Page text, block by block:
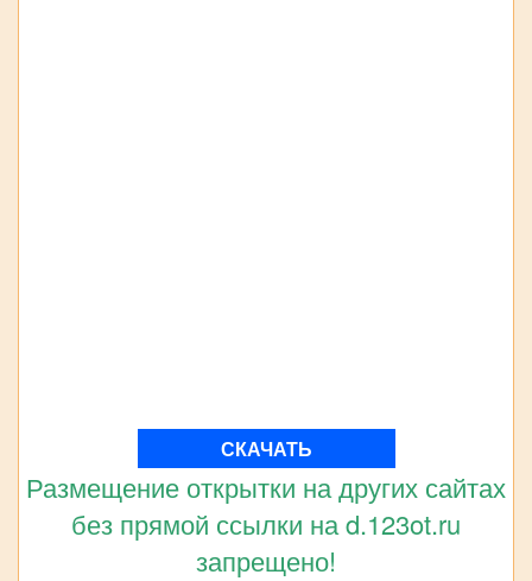
СКАЧАТЬ
Размещение открытки на других сайтах
без прямой ссылки на d.123ot.ru
запрещено!